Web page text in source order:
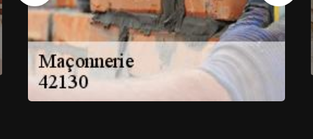
Previous Next